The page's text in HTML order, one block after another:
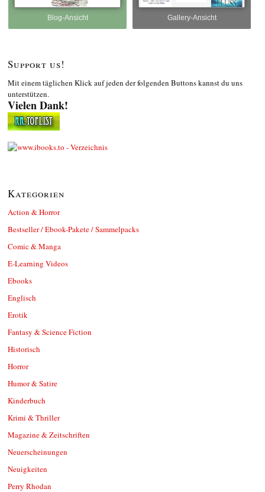
Blog-Ansicht Gallery-Ansicht
Support us!
Mit einem täglichen Klick auf jeden der folgenden Buttons kannst du uns
unterstützen.
Vielen Dank!
Kategorien
Action & Horror
Bestseller / Ebook-Pakete / Sammelpacks
Comic & Manga
E-Learning Videos
Ebooks
Englisch
Erotik
Fantasy & Science Fiction
Historisch
Horror
Humor & Satire
Kinderbuch
Krimi & Thriller
Magazine & Zeitschriften
Neuerscheinungen
Neuigkeiten
Perry Rhodan